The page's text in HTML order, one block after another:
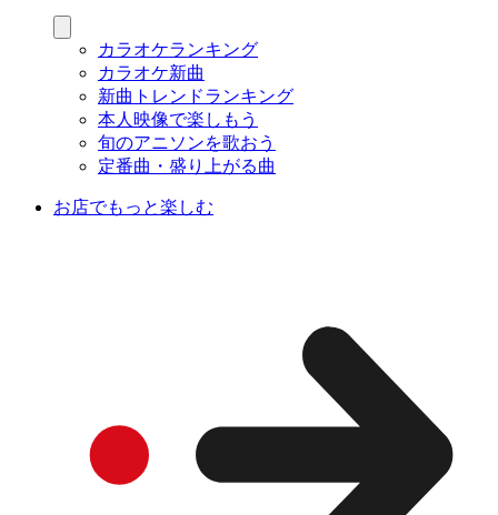
カラオケランキング
カラオケ新曲
新曲トレンドランキング
本人映像で楽しもう
旬のアニソンを歌おう
定番曲・盛り上がる曲
お店でもっと楽しむ